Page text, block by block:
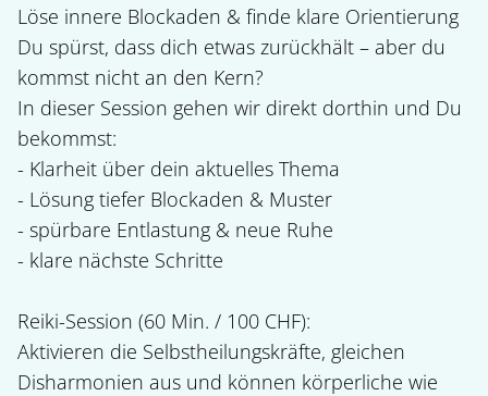
Löse innere Blockaden & finde klare Orientierung
Du spürst, dass dich etwas zurückhält – aber du
kommst nicht an den Kern?
In dieser Session gehen wir direkt dorthin und Du
bekommst:
- Klarheit über dein aktuelles Thema
- Lösung tiefer Blockaden & Muster
- spürbare Entlastung & neue Ruhe
- klare nächste Schritte
Reiki-Session (60 Min. / 100 CHF):
Aktivieren die Selbstheilungskräfte, gleichen
Disharmonien aus und können körperliche wie